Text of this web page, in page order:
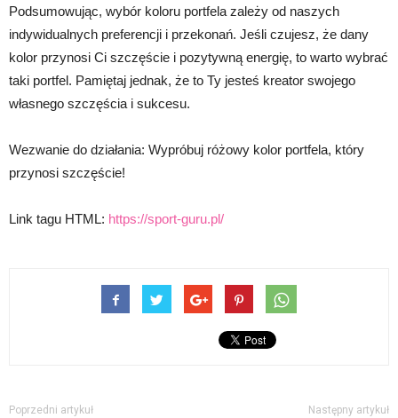
Podsumowując, wybór koloru portfela zależy od naszych
indywidualnych preferencji i przekonań. Jeśli czujesz, że dany
kolor przynosi Ci szczęście i pozytywną energię, to warto wybrać
taki portfel. Pamiętaj jednak, że to Ty jesteś kreator swojego
własnego szczęścia i sukcesu.
Wezwanie do działania: Wypróbuj różowy kolor portfela, który
przynosi szczęście!
Link tagu HTML: https://sport-guru.pl/
Poprzedni artykuł Następny artykuł